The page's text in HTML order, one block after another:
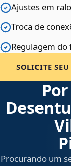
Ajustes em
Troca de
Regulagem
SOLICITE
Procurando um